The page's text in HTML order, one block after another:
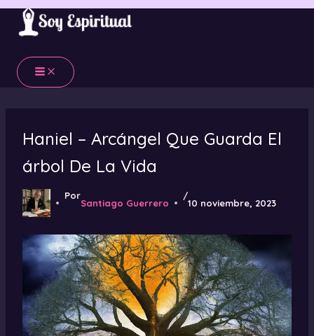
Ir
contenido
Haniel – Arcángel Que Guarda El
árbol De La Vida
Por
Santiago Guerrero
/
10 noviembre, 2023